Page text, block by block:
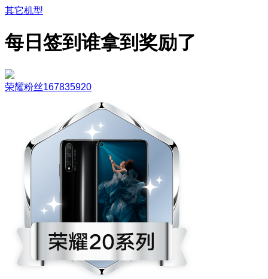
其它机型
每日签到谁拿到奖励了
荣耀粉丝167835920